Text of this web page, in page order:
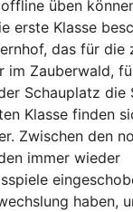
üben
erste Klasse
das für die
im Zauberwald,
Schauplatz die
Klasse finden
Zwischen den
immer wieder
haben,